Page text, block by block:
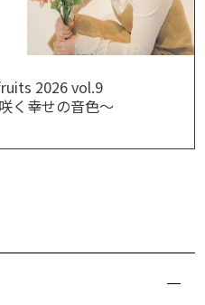
2026 vol.9
く幸せの音色～